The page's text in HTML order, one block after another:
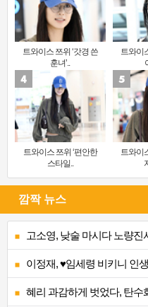
트와이스 쯔위 ‘갓경 쓴
훈녀’..
트와이
트와이스 쯔위 ‘편안한
스타일..
트와이
깜짝 뉴스
고소영, 낮술 마시다 노량진
이정재, ♥임세령 비키니 인
혜리 과감하게 벗었다, 탄수